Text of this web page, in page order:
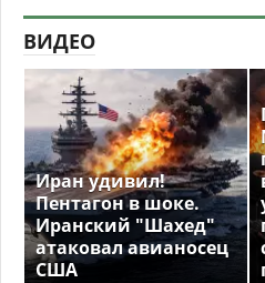
ВИДЕО
Иран удивил!
Пентагон в шоке.
Иранский "Шахед"
атаковал авианосец
США